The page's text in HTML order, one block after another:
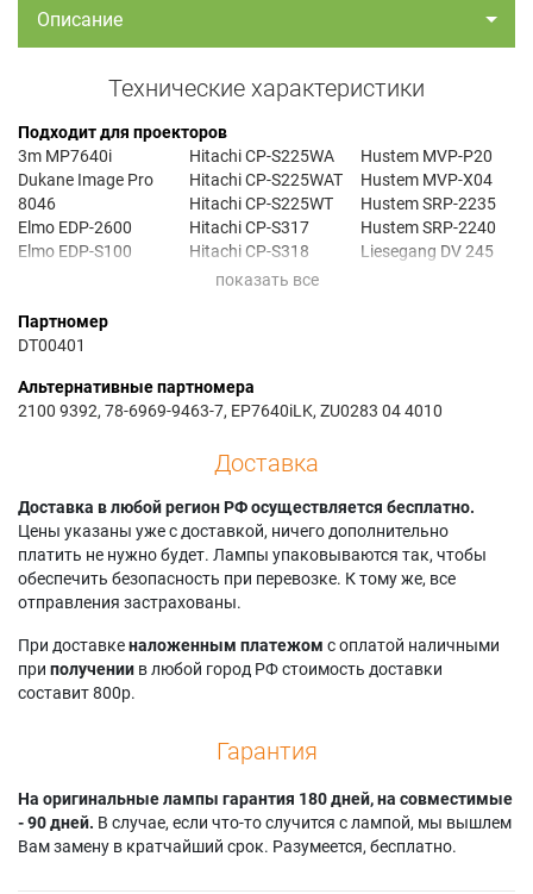
Описание
Технические характеристики
Подходит для проекторов
3m MP7640i
Dukane Image Pro
8046
Elmo EDP-2600
Elmo EDP-S100
Elmo EDP-X210
Hitachi CP-HS1000
Hitachi CP-S225A
Hitachi CP-S225AT
Hitachi CP-S225WA
Hitachi CP-S225WAT
Hitachi CP-S225WT
Hitachi CP-S317
Hitachi CP-S318
Hitachi CP-X328
Hitachi ED-S317B
Hitachi ED-X3280AT
Hitachi EDS 3170
Hustem MVP-P20
Hustem MVP-X04
Hustem SRP-2235
Hustem SRP-2240
Liesegang DV 245
Liesegang DV425
Партномер
DT00401
Альтернативные партномера
2100 9392, 78-6969-9463-7, EP7640iLK, ZU0283 04 4010
Доставка
Доставка в любой регион РФ осуществляется бесплатно.
Цены указаны уже с доставкой, ничего дополнительно
платить не нужно будет. Лампы упаковываются так, чтобы
обеспечить безопасность при перевозке. К тому же, все
отправления застрахованы.
При доставкеналоженным платежом с оплатой наличными
при получении в любой город РФ стоимость доставки
составит 800р.
Гарантия
На оригинальные лампы гарантия 180 дней, на совместимые
- 90 дней. В случае, если что-то случится с лампой, мы вышлем
Вам замену в кратчайший срок. Разумеется, бесплатно.